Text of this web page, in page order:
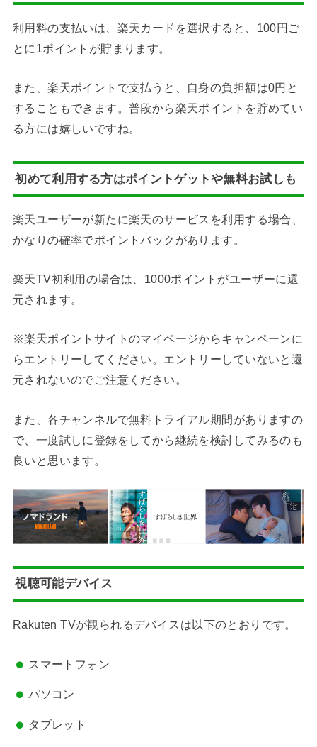
利用料の支払いは、楽天カードを選択すると、100円ご
とに1ポイントが貯まります。
また、楽天ポイントで支払うと、自身の負担額は0円と
することもできます。普段から楽天ポイントを貯めてい
る方には嬉しいですね。
初めて利用する方はポイントゲットや無料お試しも
楽天ユーザーが新たに楽天のサービスを利用する場合、
かなりの確率でポイントバックがあります。
楽天TV初利用の場合は、1000ポイントがユーザーに還
元されます。
※楽天ポイントサイトのマイページからキャンペーンに
らエントリーしてください。エントリーしていないと還
元されないのでご注意ください。
また、各チャンネルで無料トライアル期間がありますの
で、一度試しに登録をしてから継続を検討してみるのも
良いと思います。
視聴可能デバイス
Rakuten TVが観られるデバイスは以下のとおりです。
スマートフォン
パソコン
タブレット